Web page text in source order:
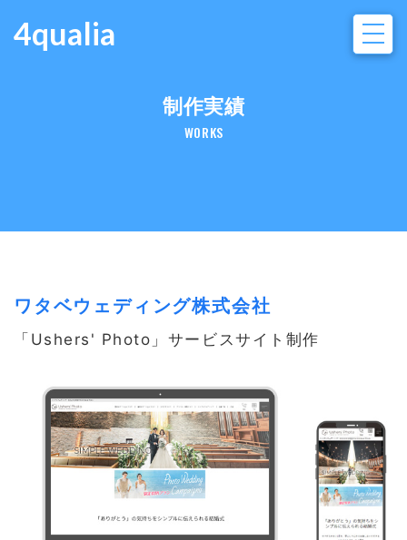
4qualia
制作実績
WORKS
ワタベウェディング株式会社
「Ushers' Photo」サービスサイト制作